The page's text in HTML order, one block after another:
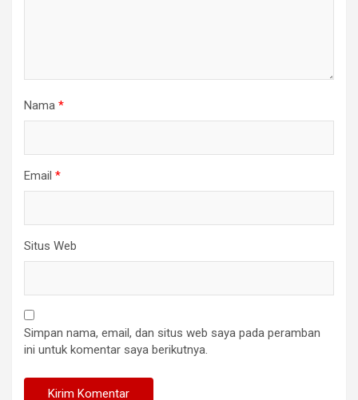
Nama *
Email *
Situs Web
Simpan nama, email, dan situs web saya pada peramban
ini untuk komentar saya berikutnya.